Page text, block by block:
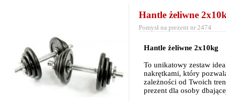
Hantle żeliwne
Pomysł na prezent nr 2474
Hantle żeliwne 2x10kg
To unikatowy zestaw
nakrętkami, który
zależności od Twoich
prezent dla osoby